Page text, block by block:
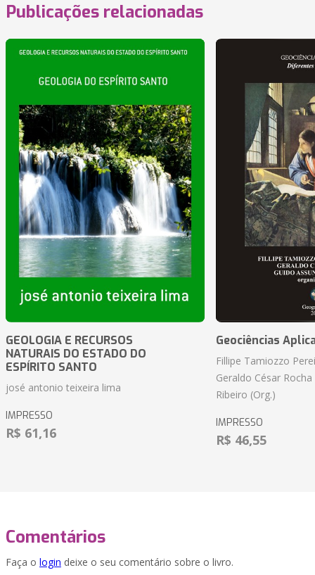
Publicações relacionadas
GEOLOGIA E RECURSOS
NATURAIS DO ESTADO DO
ESPÍRITO SANTO
josé antonio teixeira lima
IMPRESSO
R$ 61,16
Geociências
Fillipe Tamiozzo
Geraldo César
Ribeiro (Org.)
IMPRESSO
R$ 46,55
Comentários
Faça o login deixe o seu comentário sobre o livro.